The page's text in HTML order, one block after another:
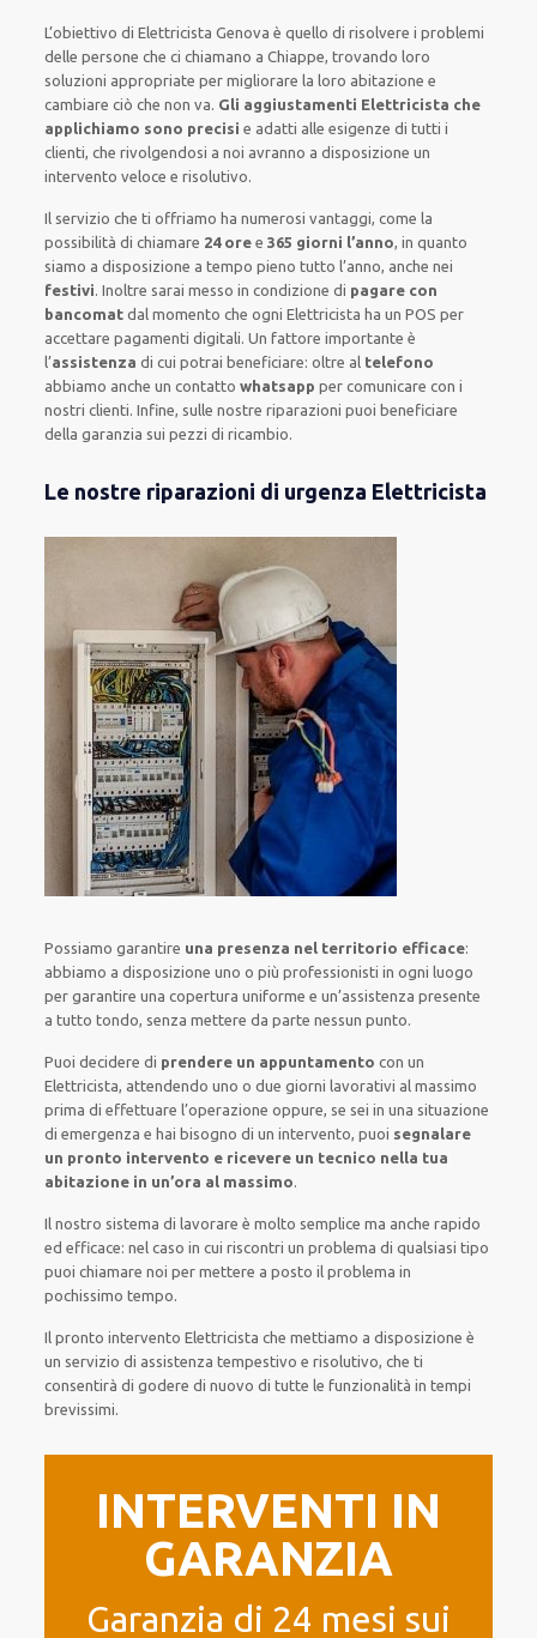
L’obiettivo di Elettricista Genova è quello di risolvere i problemi
delle persone checi chiamano a Chiappe, trovando loro
soluzioni appropriate per migliorare la loro abitazione e
cambiare ciò che non va. Gli aggiustamenti Elettricista che
applichiamo sono precisi e adatti alle esigenze di tutti i
clienti, che rivolgendosi a noi avranno a disposizione un
interventoveloce e risolutivo.
Il servizio che tioffriamo ha numerosi vantaggi, come la
possibilità di chiamare 24 ore e 365 giorni l’anno, in quanto
siamo a disposizione a tempo pieno tutto l’anno, anche nei
festivi.Inoltre sarai messo in condizione di pagare con
bancomat dal momento che ogni Elettricista haun POSper
accettare pagamentidigitali.Un fattore importante è
l’assistenza di cui potrai beneficiare: oltre al telefono
abbiamo anche uncontatto whatsappper comunicare con i
nostri clienti.Infine, sulle nostre riparazioni puoi beneficiare
dellagaranzia sui pezzi di ricambio.
Le nostre riparazioni di urgenza Elettricista
Possiamo garantire una presenza nel territorio efficace:
abbiamo a disposizione uno o piùprofessionisti in ogni luogo
pergarantire una coperturauniforme e un’assistenza presente
atutto tondo, senzamettere da partenessun punto.
Puoi decidere di prendere un appuntamento con un
Elettricista, attendendouno o due giorni lavorativi al massimo
prima dieffettuare l’operazione oppure, se sei in una situazione
di emergenza e hai bisogno diun intervento, puoi segnalare
un pronto intervento e ricevere un tecnico nella tua
abitazione in un’ora al massimo.
Il nostro sistema di lavorare èmolto semplice ma anche rapido
ed efficace: nel caso in cuiriscontriun problema di qualsiasi tipo
puoi chiamare noi permettere a posto ilproblema in
pochissimo tempo.
Il pronto intervento Elettricistache mettiamo a disposizione è
un servizio di assistenza tempestivo e risolutivo, che ti
consentirà di godere di nuovodi tutte le funzionalità in tempi
brevissimi.
INTERVENTI IN
GARANZIA
Garanzia di 24 mesi sui